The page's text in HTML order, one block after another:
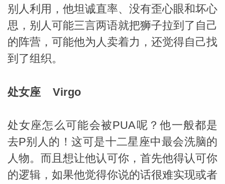
别人利用，他坦诚直率、没有歪心眼和坏心
思，别人可能三言两语就把狮子拉到了自己
的阵营，可能他为人卖着力，还觉得自己找
到了组织。
处女座 Virgo
处女座怎么可能会被PUA呢？他一般都是
去P别人的！这可是十二星座中最会洗脑的
人物。而且想让他认可你，首先他得认可你
的逻辑，如果他觉得你说的话很难实现或者